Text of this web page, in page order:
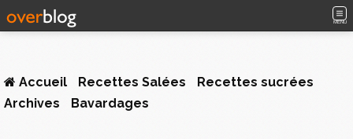
MENU
Accueil Recettes Salées
Recettes sucrées
Archives
Bavardages